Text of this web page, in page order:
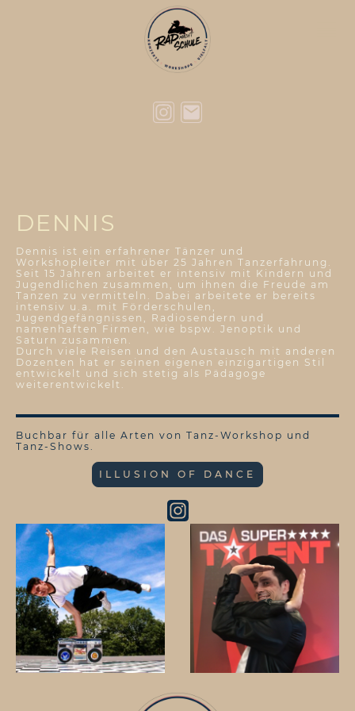
DENNIS
Dennis ist ein erfahrener Tänzer und
Workshopleiter mit über 25 Jahren Tanzerfahrung.
Seit 15 Jahren arbeitet er intensiv mit Kindern und
Jugendlichen zusammen, um ihnen die Freude am
Tanzen zu vermitteln. Dabei arbeitete er bereits
intensiv u.a. mit Förderschulen,
Jugendgefängnissen, Radiosendern und
namenhaften Firmen, wie bspw. Jenoptik und
Saturn zusammen.
Durch viele Reisen und den Austausch mit anderen
Dozenten hat er seinen eigenen einzigartigen Stil
entwickelt und sich stetig als Pädagoge
weiterentwickelt.
Buchbar für alle Arten von Tanz-Workshop und
Tanz-Shows.
ILLUSION OF DANCE